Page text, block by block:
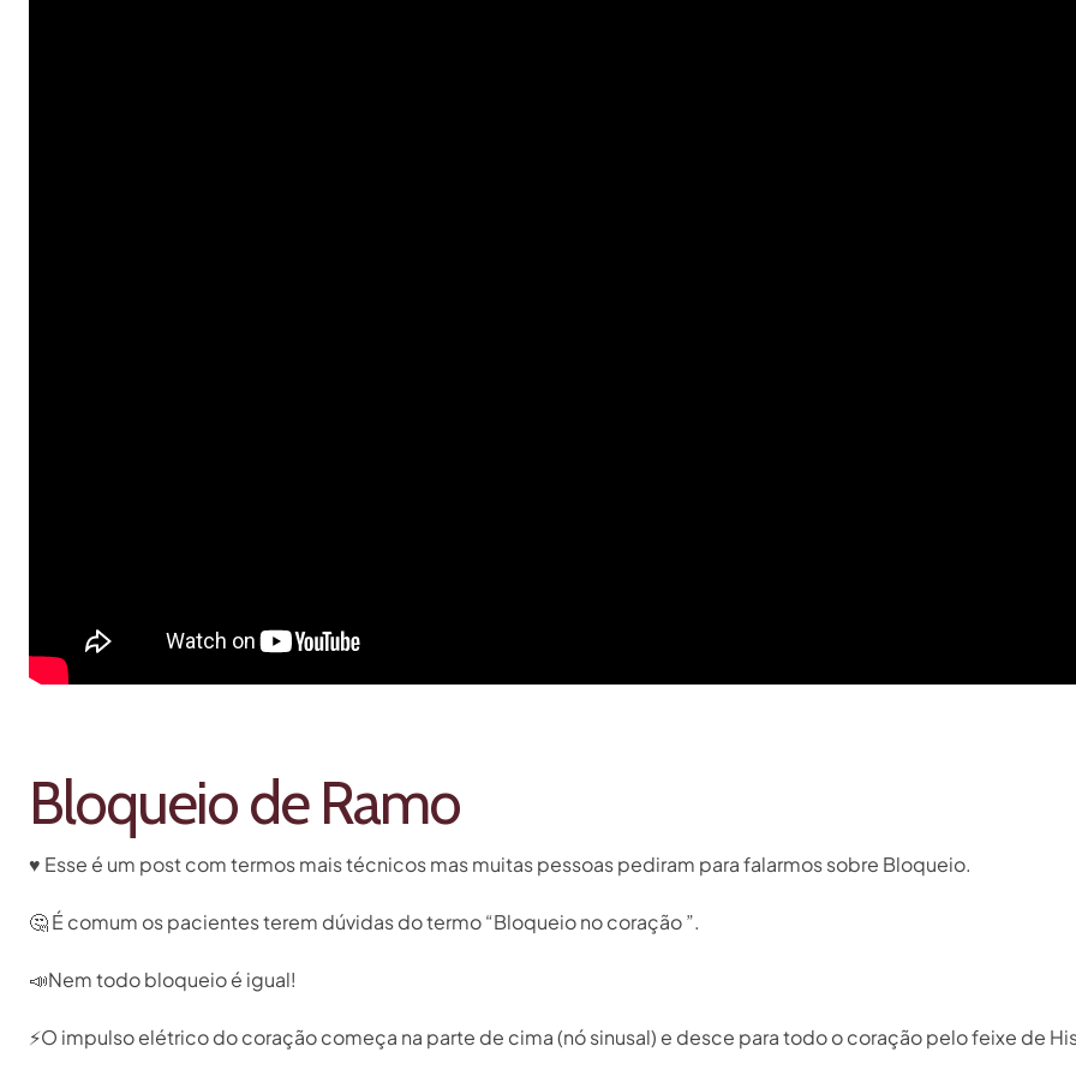
Bloqueio de Ramo
♥️ Esse é um post com termos mais técnicos mas muitas pessoas pediram para falarmos sobre Bloqueio.⁣
🤔É comum os pacientes terem dúvidas do termo “Bloqueio no coração ”. ⁣
📣Nem todo bloqueio é igual!⁣
⚡️O impulso elétrico do coração começa na parte de cima (nó sinusal) e desce para todo o coração pelo feixe de